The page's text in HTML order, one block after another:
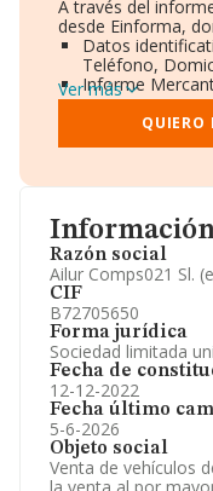
Razón social
Ailur Comps021 Sl.
CIF
B72705650
Forma jurídica
Sociedad limitada
Fecha de
12-12-2022
Fecha último
5-6-2026
Objeto social
Venta de vehículos
A través del
desde Einforma,
Datos
Teléfono,
Informe
Gráficos de
Consejo de
Directivos y
Información
Ver más
QUIERO